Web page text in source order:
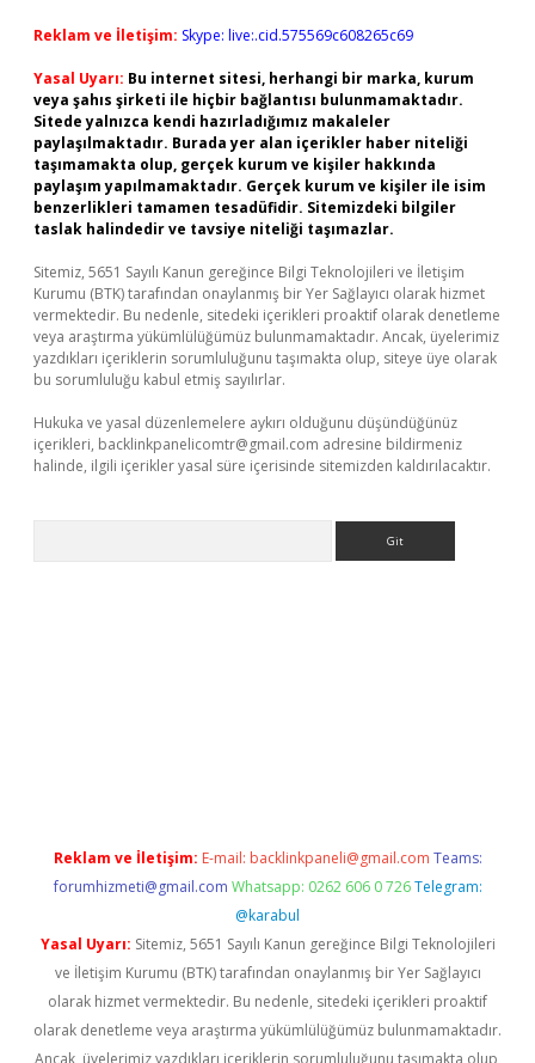
Reklam ve İletişim: Skype: live:.cid.575569c608265c69
Yasal Uyarı: Bu internet sitesi, herhangi bir marka, kurum
veya şahıs şirketi ile hiçbir bağlantısı bulunmamaktadır.
Sitede yalnızca kendi hazırladığımız makaleler
paylaşılmaktadır. Burada yer alan içerikler haber niteliği
taşımamakta olup, gerçek kurum ve kişiler hakkında
paylaşım yapılmamaktadır. Gerçek kurum ve kişiler ile isim
benzerlikleri tamamen tesadüfidir. Sitemizdeki bilgiler
taslak halindedir ve tavsiye niteliği taşımazlar.
Sitemiz, 5651 Sayılı Kanun gereğince Bilgi Teknolojileri ve İletişim
Kurumu (BTK) tarafından onaylanmış bir Yer Sağlayıcı olarak hizmet
vermektedir. Bu nedenle, sitedeki içerikleri proaktif olarak denetleme
veya araştırma yükümlülüğümüz bulunmamaktadır. Ancak, üyelerimiz
yazdıkları içeriklerin sorumluluğunu taşımakta olup, siteye üye olarak
bu sorumluluğu kabul etmiş sayılırlar.
Hukuka ve yasal düzenlemelere aykırı olduğunu düşündüğünüz
içerikleri, backlinkpanelicomtr@gmail.com adresine bildirmeniz
halinde, ilgili içerikler yasal süre içerisinde sitemizden kaldırılacaktır.
Reklam ve İletişim: E-mail: backlinkpaneli@gmail.com Teams:
forumhizmeti@gmail.com Whatsapp: 0262 606 0 726 Telegram:
@karabul
Yasal Uyarı: Sitemiz, 5651 Sayılı Kanun gereğince Bilgi Teknolojileri
ve İletişim Kurumu (BTK) tarafından onaylanmış bir Yer Sağlayıcı
olarak hizmet vermektedir. Bu nedenle, sitedeki içerikleri proaktif
olarak denetleme veya araştırma yükümlülüğümüz bulunmamaktadır.
Ancak, üyelerimiz yazdıkları içeriklerin sorumluluğunu taşımakta olup,